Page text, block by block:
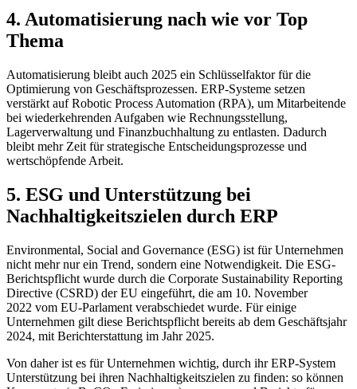
4. Automatisierung nach wie vor Top
Thema
Automatisierung bleibt auch 2025 ein Schlüsselfaktor für die
Optimierung von Geschäftsprozessen. ERP-Systeme setzen
verstärkt auf Robotic Process Automation (RPA), um Mitarbeitende
bei wiederkehrenden Aufgaben wie Rechnungsstellung,
Lagerverwaltung und Finanzbuchhaltung zu entlasten. Dadurch
bleibt mehr Zeit für strategische Entscheidungsprozesse und
wertschöpfende Arbeit.
5. ESG und Unterstützung bei
Nachhaltigkeitszielen durch ERP
Environmental, Social and Governance (ESG) ist für Unternehmen
nicht mehr nur ein Trend, sondern eine Notwendigkeit. Die ESG-
Berichtspflicht wurde durch die Corporate Sustainability Reporting
Directive (CSRD) der EU eingeführt, die am 10. November
2022 vom EU-Parlament verabschiedet wurde. Für einige
Unternehmen gilt diese Berichtspflicht bereits ab dem Geschäftsjahr
2024, mit Berichterstattung im Jahr 2025.
Von daher ist es für Unternehmen wichtig, durch ihr ERP-System
Unterstützung bei ihren Nachhaltigkeitszielen zu finden: so können